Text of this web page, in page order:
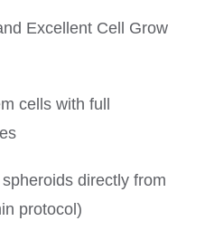
Excellent Cell Grow
cells with full
directly from
protocol)